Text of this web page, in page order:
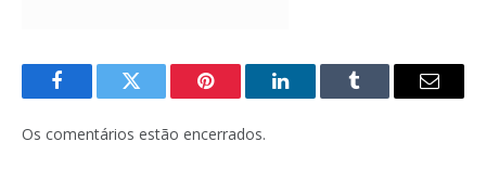
FacebookTwitter Pinterest LinkedInTumblr
E-
Os comentários estão encerrados.